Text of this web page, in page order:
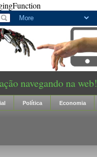
navegando na web!
Política Economia